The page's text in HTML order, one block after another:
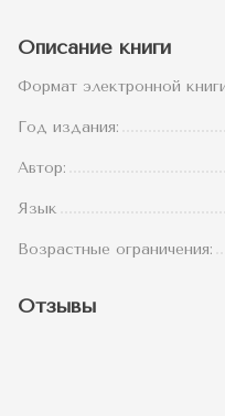
Описание книги
Формат электронной
Год издания:
Автор:
Язык
Возрастные ограничения:
Отзывы